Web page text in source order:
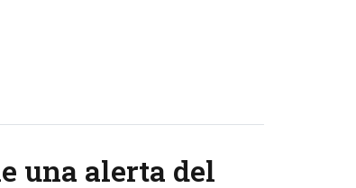
una alerta del